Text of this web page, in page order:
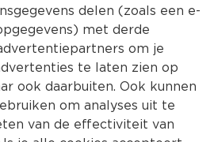
delen (zoals een e-
met derde
om je
te laten zien op
ook daarbuiten. Ook kunnen
om analyses uit te
van de effectiviteit van